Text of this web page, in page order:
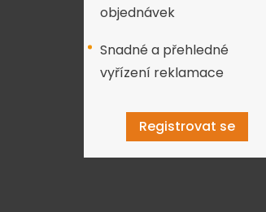
objednávek
Snadné a přehledné
vyřízení reklamace
Registrovat se